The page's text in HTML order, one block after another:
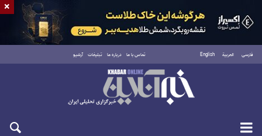
فارسی العربية English تماس با ما درباره ما تبلیغات آرشیو
شنبه ۱۷ مرداد ۱۴۰۵
×